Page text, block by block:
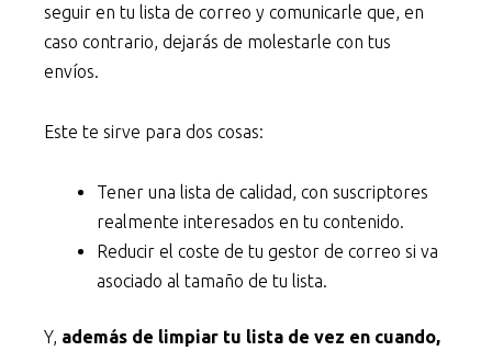
seguir en tu lista de correo y comunicarle que, en
caso contrario, dejarás de molestarle con tus
envíos.
Este te sirve para dos cosas:
Tener una lista de calidad, con suscriptores
realmente interesados en tu contenido.
Reducir el coste de tu gestor de correo si va
asociado al tamaño de tu lista.
Y, además de limpiar tu lista de vez en cuando,